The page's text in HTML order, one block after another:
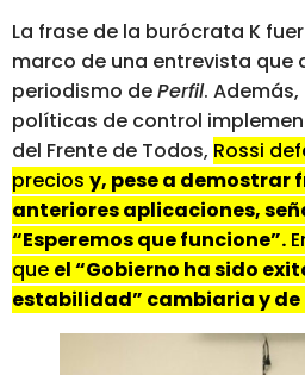
La frase de la burócrata K
marco de una entrevista que
periodismo dePerfil.
políticas de control
del Frente de Todos, Rossi
precios y, pese a demostrar
anteriores aplicaciones,
“Esperemos que funcione”.
que el “Gobierno ha sido
estabilidad” cambiaria y de